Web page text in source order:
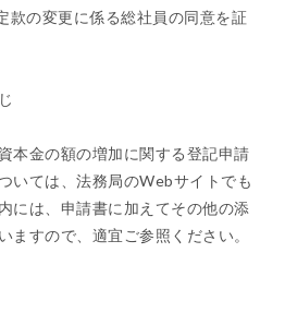
款の変更に係る総社員の同意を証
本金の額の増加に関する登記申請
いては、法務局のWebサイトでも
には、申請書に加えてその他の添
ますので、適宜ご参照ください。